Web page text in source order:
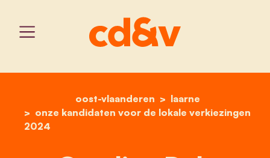
home
oost-vlaanderen
laarne
onze kandidaten voor de lokale verkiezingen
2024
caroline dult